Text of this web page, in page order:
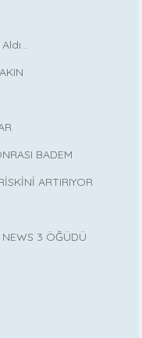
BADEM
ARTIRIYOR
3 ÖĞÜDÜ